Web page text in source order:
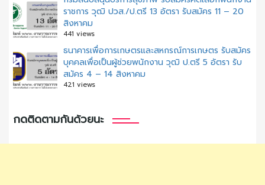
ราชการ วุฒิ ปวส./ป.ตรี 13 อัตรา รับสมัคร 11 – 20
สิงหาคม
441 views
ธนาคารเพื่อการเกษตรและสหกรณ์การเกษตร รับสมัคร
บุคคลเพื่อเป็นผู้ช่วยพนักงาน วุฒิ ป.ตรี 5 อัตรา รับ
สมัคร 4 – 14 สิงหาคม
421 views
กดติดตามกันด้วยนะ